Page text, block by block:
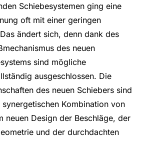
Schiebesystemen ging eine
oft mit einer geringen
ändert sich, denn dank des
des neuen
sind mögliche
ausgeschlossen. Die
des neuen Schiebers sind
Kombination von
neuen Design der Beschläge, der
und der durchdachten